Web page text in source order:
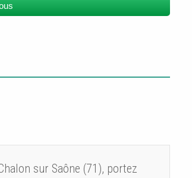
sur Saône (71), portez